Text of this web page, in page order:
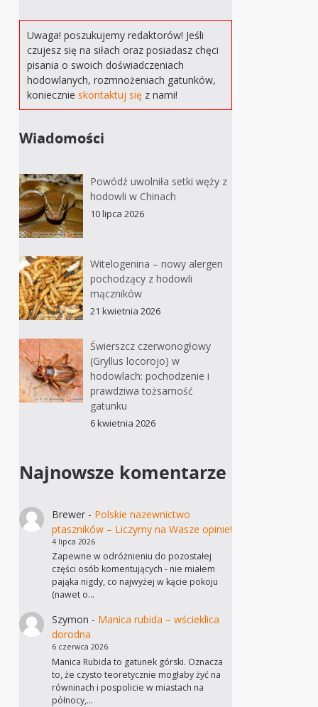
Uwaga! poszukujemy redaktorów! Jeśli
czujesz się na siłach oraz posiadasz chęci
pisania o swoich doświadczeniach
hodowlanych, rozmnożeniach gatunków,
koniecznieskontaktuj się z nami!
Wiadomości
Powódź uwolniła setki węży z
hodowli w Chinach
10 lipca 2026
Witelogenina – nowy alergen
pochodzący z hodowli
mączników
21 kwietnia 2026
Świerszcz czerwonogłowy
(Gryllus locorojo) w
hodowlach: pochodzenie i
prawdziwa tożsamość
gatunku
6 kwietnia 2026
Najnowsze komentarze
Brewer- Polskie nazewnictwo
ptaszników – Liczymy na Wasze opinie!
4 lipca 2026
Zapewne w odróżnieniu do pozostałej
części osób komentujących - nie miałem
pająka nigdy, co najwyżej w kącie pokoju
(nawet o…
Szymon - Manica rubida – wścieklica
dorodna
6 czerwca 2026
Manica Rubida to gatunek górski. Oznacza
to, że czysto teoretycznie mogłaby żyć na
równinach i pospolicie w miastach na
północy,…